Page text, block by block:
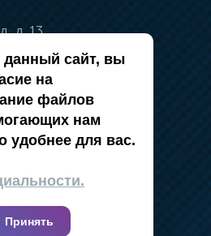
д. 13
отношении обработки
данных
оферта
карта сайта
данный сайт, вы
на
файлов
нам
удобнее для вас.
Принять